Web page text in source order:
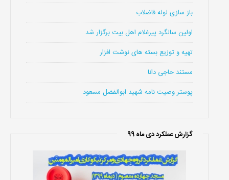
باز سازی لوله فاضلاب
اولین سالگرد پیرغلام اهل بیت برگزار شد
تهیه و توزیع بسته های نوشت افزار
مستند حاجی دانا
پوستر وصیت نامه شهید ابوالفضل مسعود
گزارش عملکرد دی ماه 99